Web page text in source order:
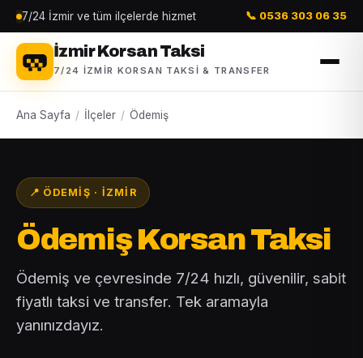
7/24 İzmir ve tüm ilçelerde hizmet 📞 0536 303 06 35
İzmir Korsan Taksi
7/24 İZMIR KORSAN TAKSI & TRANSFER
Ana Sayfa / İlçeler / Ödemiş
📍 ÖDEMIŞ · İZMIR
Ödemiş Korsan Taksi
Ödemiş ve çevresinde 7/24 hızlı, güvenilir, sabit
fiyatlı taksi ve transfer. Tek aramayla
yanınızdayız.